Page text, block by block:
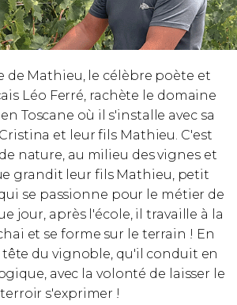
de Mathieu, le célèbre poète et
Léo Ferré, rachète le domaine
Toscane où il s'installe avec sa
et leur fils Mathieu. C'est
nature, au milieu des vignes et
grandit leur fils Mathieu, petit
se passionne pour le métier de
jour, après l'école, il travaille à la
et se forme sur le terrain ! En
tête du vignoble, qu'il conduit en
avec la volonté de laisser le
terroir s'exprimer !